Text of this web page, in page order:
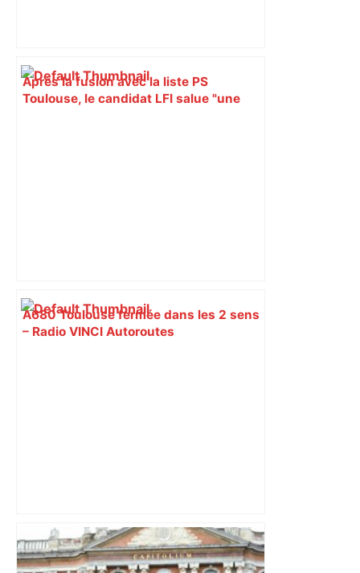
Après la fusion avec la liste PS
Toulouse, le candidat LFI salue "une
A680 Toulouse fermée dans les 2 sens
– Radio VINCI Autoroutes
Vous pensiez que c’était comme une
voiture ? La vérité sur les avions qui